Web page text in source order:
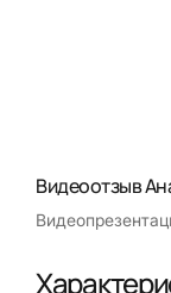
Видеоотзыв